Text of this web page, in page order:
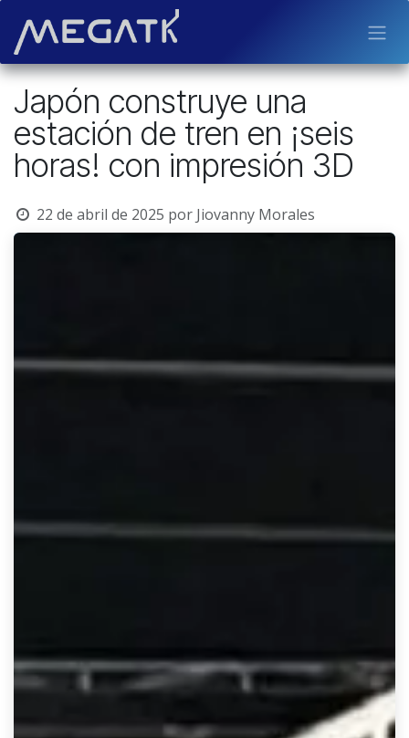
Japón construye una
estación de tren en ¡seis
horas! con impresión 3D
22 de abril de 2025 por Jiovanny Morales